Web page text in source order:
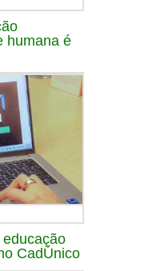
humana é
CadÚnico